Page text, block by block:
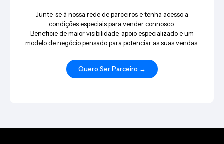
Junte-se à nossa rede de parceiros e tenha acesso a
condições especiais para vender connosco.
Beneficie de maior visibilidade, apoio especializado e um
modelo de negócio pensado para potenciar as suas vendas.
Quero Ser Parceiro →